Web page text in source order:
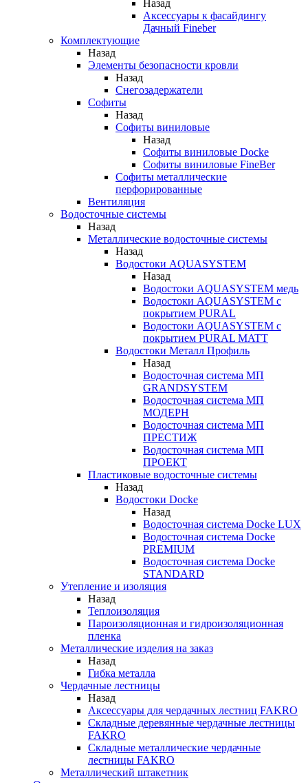
Назад
Аксессуары к фасайдингу
Дачный Fineber
Комплектующие
Назад
Элементы безопасности кровли
Назад
Снегозадержатели
Софиты
Назад
Софиты виниловые
Назад
Софиты виниловые Docke
Софиты виниловые FineBer
Софиты металлические
перфорированные
Вентиляция
Водосточные системы
Назад
Металлические водосточные системы
Назад
Водостоки AQUASYSTEM
Назад
Водостоки AQUASYSTEM медь
Водостоки AQUASYSTEM с
покрытием PURAL
Водостоки AQUASYSTEM с
покрытием PURAL MATT
Водостоки Металл Профиль
Назад
Водосточная система МП
GRANDSYSTEM
Водосточная система МП
МОДЕРН
Водосточная система МП
ПРЕСТИЖ
Водосточная система МП
ПРОЕКТ
Пластиковые водосточные системы
Назад
Водостоки Docke
Назад
Водосточная система Docke LUX
Водосточная система Docke
PREMIUM
Водосточная система Docke
STANDARD
Утепление и изоляция
Назад
Теплоизоляция
Пароизоляционная и гидроизоляционная
пленка
Металлические изделия на заказ
Назад
Гибка металла
Чердачные лестницы
Назад
Аксессуары для чердачных лестниц FAKRO
Складные деревянные чердачные лестницы
FAKRO
Складные металлические чердачные
лестницы FAKRO
Металлический штакетник